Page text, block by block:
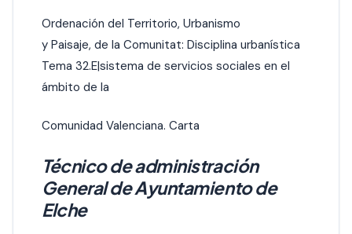
Ordenación del Territorio, Urbanismo
y Paisaje, de la Comunitat: Disciplina urbanística
Tema 32.E|sistema de servicios sociales en el
ámbito de la
Comunidad Valenciana. Carta
Técnico de administración
General de Ayuntamiento de
Elche